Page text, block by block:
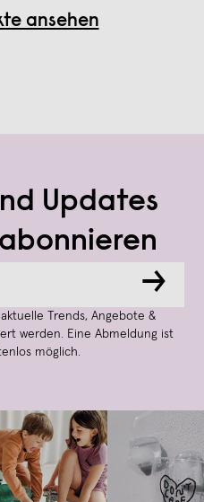
ansehen
Updates
→
Trends, Angebote &
werden. Eine Abmeldung ist
möglich.